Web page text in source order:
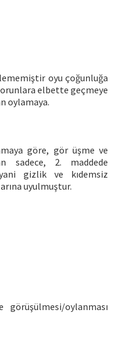
oyu çoğunluğa
elbette geçmeye
oylamaya.
göre, gör üşme ve
sadece, 2. maddede
gizlik ve kıdemsiz
uyulmuştur.
oylanması